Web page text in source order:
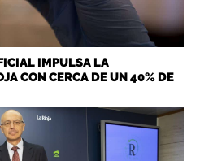
IMPULSA LA
CON CERCA DE UN 40% DE